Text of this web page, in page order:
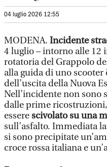
04 luglio 2026 12:55
MODENA. Incidente
4 luglio – intorno alle 12
rotatoria del Grappolo
alla guida di uno
dell’uscita della Nuova
Nell’incidente non
dalle prime
esserescivolato su una
sull’asfalto. Immediata
si sono precipitate
croce rossa italiana e